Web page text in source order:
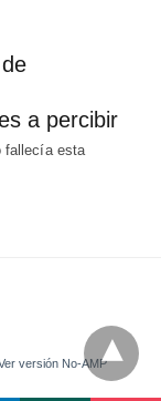
a percibir
fallecía esta
versión No-AMP